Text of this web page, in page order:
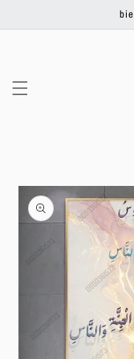
contenu
Passer aux
informations
produits